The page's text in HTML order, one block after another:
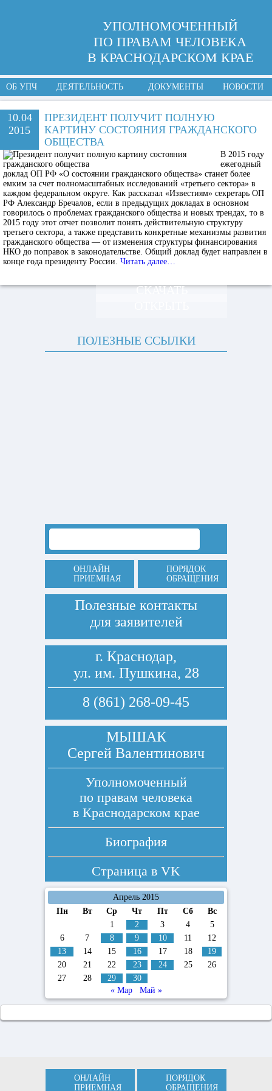
УПОЛНОМОЧЕННЫЙ
ПО ПРАВАМ ЧЕЛОВЕКА
В КРАСНОДАРСКОМ КРАЕ
ОБ УПЧ ДЕЯТЕЛЬНОСТЬ ДОКУМЕНТЫ НОВОСТИ
10.04
2015
ПРЕЗИДЕНТ ПОЛУЧИТ ПОЛНУЮ
КАРТИНУ СОСТОЯНИЯ ГРАЖДАНСКОГО
ОБЩЕСТВА
В 2015 году
ежегодный
доклад ОП РФ «О состоянии гражданского общества» станет более
емким за счет полномасштабных исследований «третьего сектора» в
каждом федеральном округе. Как рассказал «Известиям» секретарь ОП
РФ Александр Бречалов, если в предыдущих докладах в основном
говорилось о проблемах гражданского общества и новых трендах, то в
2015 году этот отчет позволит понять действительную структуру
третьего сектора, а также представить конкретные механизмы развития
гражданского общества — от изменения структуры финансирования
НКО до поправок в законодательстве. Общий доклад будет направлен в
конце года президенту России. Читать далее…
СКАЧАТЬ
ПОЛЕЗНЫЕ ССЫЛКИ
ОНЛАЙН
ПРИЕМНАЯ
ПОРЯДОК
ОБРАЩЕНИЯ
Полезные контакты
для заявителей
г. Краснодар,
ул. им. Пушкина, 28
8 (861) 268-09-45
МЫШАК
Сергей Валентинович
Уполномоченный
по правам человека
в Краснодарском крае
Биография
Страница в VK
Апрель 2015
Пн
Вт Ср Чт Пт Сб
Вс
1
2 3 4
5
6
7 8 9 10 11
12
13
14 15 16 17 18
19
20
21 22 23 24 25
26
27
28 29
30
« Мар
Май »
ОНЛАЙН
ПРИЕМНАЯ
ПОРЯДОК
ОБРАЩЕНИЯ